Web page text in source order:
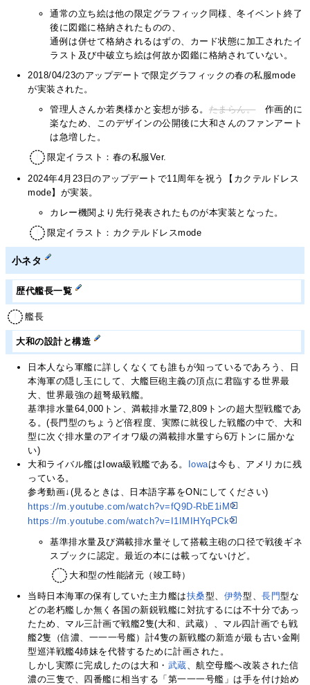
通常の立ち絵は他の限定グラフィック同様、冬イベント終了
後に図鑑に格納されたものの、
通例は併せて格納されるはずの、カード状態に加工されたイ
ラスト及び中破立ち絵は何故か図鑑に格納されていない。
2018/04/23のアップデートで限定グラフィックの春の私服mode
が実装された。
管理人さんか若奥様かと妄想が捗る。 たまらん。作画的に
楽なため、このデザインの公開後に大和さんのファンアート
は急増した。
限定イラスト：春の私服Ver.
2024年4月23日のアップデートで11周年を祝う【カクテルドレス
mode】が実装。
カレー機関より先行発表されたものが本実装となった。
限定イラスト：カクテルドレスmode
小ネタ
歴代艦長一覧
艦長
大和の設計と構造
日本人なら軍艦に詳しくなくても誰もが知っているであろう、日
本海軍の隠し玉にして、大艦巨砲主義の頂点に君臨する世界最
大、世界最強の超弩級戦艦。
基準排水量64,000トン、満載排水量72,809トンの超大型戦艦であ
る。(長門型のちょうど倍程度、実際に就役した戦艦の中で、大和
型に次ぐ排水量のアイオワ級の満載排水量すら6万トンに届かな
い)
大和ライバル艦はIowa級戦艦である。
Iowaは今も、アメリカに残
っている。
参考動画↓(見るときは、日本語字幕をONにしてください)
https://m.youtube.com/watch?v=fQ9D-RbE1iM
https://m.youtube.com/watch?v=I1IMIHYqPCk
基準排水量及び満載排水量そして搭載主砲の口径で戦後ギネ
スブックに認定。最近の本には載ってないけど。
大和型の性能諸元（竣工時）
当時日本海軍の保有していた主力艦は扶桑型、 伊勢型、長門型な
どの老朽艦しか無く各国の新鋭戦艦に対抗するには不十分であっ
たため、マル三計画で戦艦2隻(大和、武蔵）、マル四計画でも戦
艦2隻（信濃、一一一号艦）計4隻の新戦艦の新造が最も古い金剛
型巡洋戦艦4姉妹を代替するために計画された。
しかし実際に完成したのは大和・ 武蔵 、航空母艦へ改装された信
濃の三隻で、四番艦に相当する「第一一一号艦」は手を付け始め